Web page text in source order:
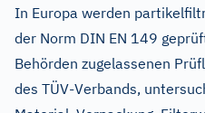
In Europa werden
der Norm DIN EN 149
Behörden zugelassenen
des TÜV-Verbands,